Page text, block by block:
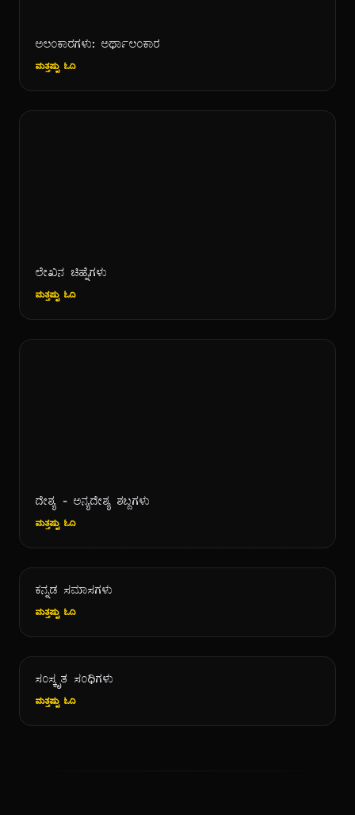
ಅಲಂಕಾರಗಳು: ಅರ್ಥಾಲಂಕಾರ
ಮತ್ತಷ್ಟು ಓದಿ
ಲೇಖನ ಚಿಹ್ನೆಗಳು
ಮತ್ತಷ್ಟು ಓದಿ
ದೇಶ್ಯ - ಅನ್ಯದೇಶ್ಯ ಶಬ್ದಗಳು
ಮತ್ತಷ್ಟು ಓದಿ
ಕನ್ನಡ ಸಮಾಸಗಳು
ಮತ್ತಷ್ಟು ಓದಿ
ಸಂಸ್ಕೃತ ಸಂಧಿಗಳು
ಮತ್ತಷ್ಟು ಓದಿ